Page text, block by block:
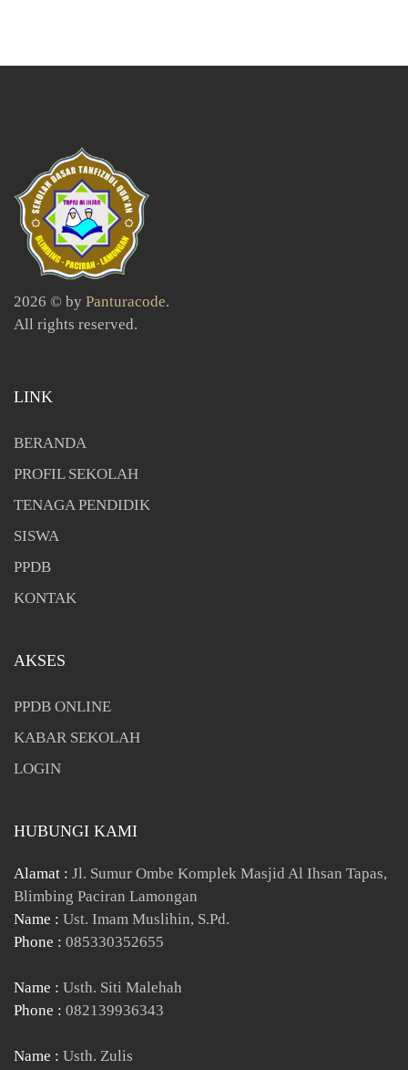
2026 © by Panturacode.
All rights reserved.
LINK
BERANDA
PROFIL SEKOLAH
TENAGA PENDIDIK
SISWA
PPDB
KONTAK
AKSES
PPDB ONLINE
KABAR SEKOLAH
LOGIN
HUBUNGI KAMI
Alamat : Jl. Sumur Ombe Komplek Masjid Al Ihsan Tapas,
Blimbing Paciran Lamongan
Name : Ust. Imam Muslihin, S.Pd.
Phone : 085330352655
Name : Usth. Siti Malehah
Phone : 082139936343
Name : Usth. Zulis